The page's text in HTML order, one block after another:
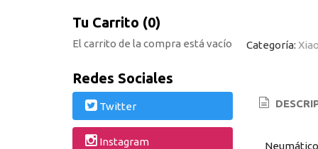
Tu Carrito (0)
El carrito de la compra está vacío
Redes Sociales
Twitter
Instagram
Categoría: